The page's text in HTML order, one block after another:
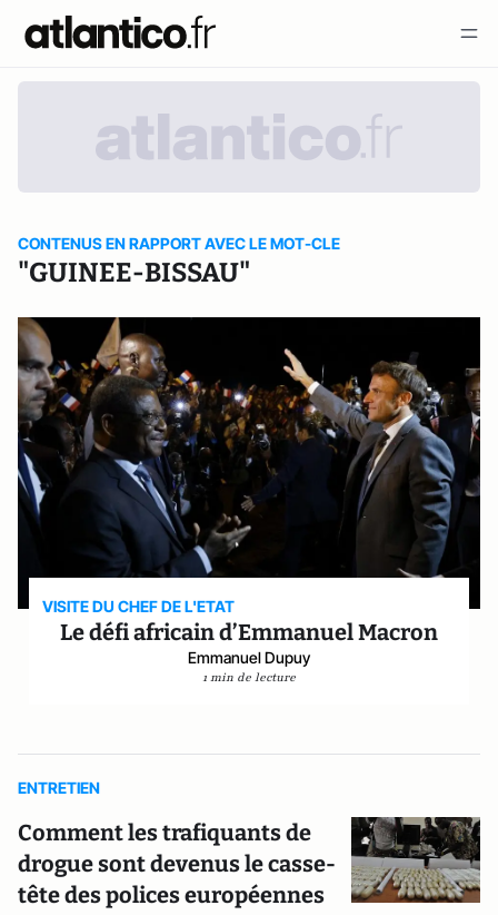
CONTENUS EN RAPPORT AVEC LE MOT-CLE
"GUINEE-BISSAU"
VISITE DU CHEF DE L'ETAT
Le défi africain d’Emmanuel Macron
Emmanuel Dupuy
1 min de lecture
ENTRETIEN
Comment les trafiquants de
drogue sont devenus le casse-
tête des polices européennes